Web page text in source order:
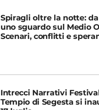
Spiragli oltre la notte:
uno sguardo sul Medio
Scenari, conflitti e
Intrecci Narrativi
Tempio di Segesta si